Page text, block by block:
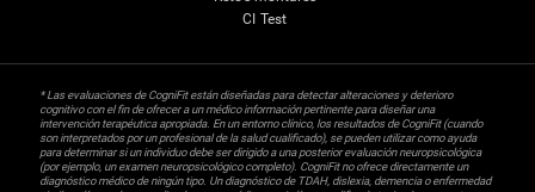
CI Test
* Las evaluaciones de CogniFit están diseñadas para detectar alteraciones y deterioro
cognitivo con el fin de ofrecer a un médico información pertinente para diseñar una
intervención terapéutica apropiada. En un entorno clínico, los resultados de CogniFit (cuando
son interpretados por un profesional de la salud cualificado), se pueden utilizar como ayuda
para determinar si un individuo debe ser dirigido a una posterior evaluación neuropsicológica
(por ejemplo, un examen neuropsicológico completo). CogniFit no ofrece directamente un
diagnóstico médico de ningún tipo. Un diagnóstico de TDAH, dislexia, demencia o enfermedad